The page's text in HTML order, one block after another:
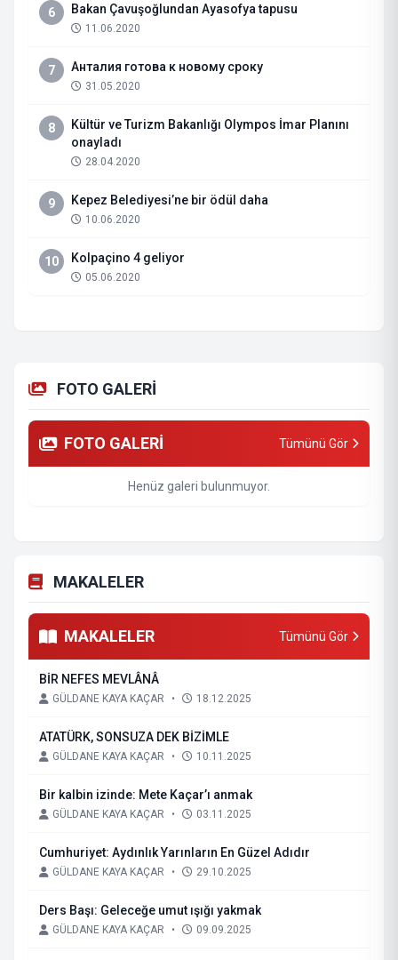
6 Bakan Çavuşoğlundan Ayasofya tapusu
11.06.2020
7 Анталия готова к новому сроку
31.05.2020
8
Kültür ve Turizm Bakanlığı Olympos İmar Planını
onayladı
28.04.2020
9 Kepez Belediyesi’ne bir ödül daha
10.06.2020
10 Kolpaçino 4 geliyor
05.06.2020
FOTO GALERİ
FOTO GALERİ Tümünü Gör
Henüz galeri bulunmuyor.
MAKALELER
MAKALELER Tümünü Gör
BİR NEFES MEVLÂNÂ
GÜLDANE KAYA KAÇAR • 18.12.2025
ATATÜRK, SONSUZA DEK BİZİMLE
GÜLDANE KAYA KAÇAR • 10.11.2025
Bir kalbin izinde: Mete Kaçar’ı anmak
GÜLDANE KAYA KAÇAR • 03.11.2025
Cumhuriyet: Aydınlık Yarınların En Güzel Adıdır
GÜLDANE KAYA KAÇAR • 29.10.2025
Ders Başı: Geleceğe umut ışığı yakmak
GÜLDANE KAYA KAÇAR • 09.09.2025